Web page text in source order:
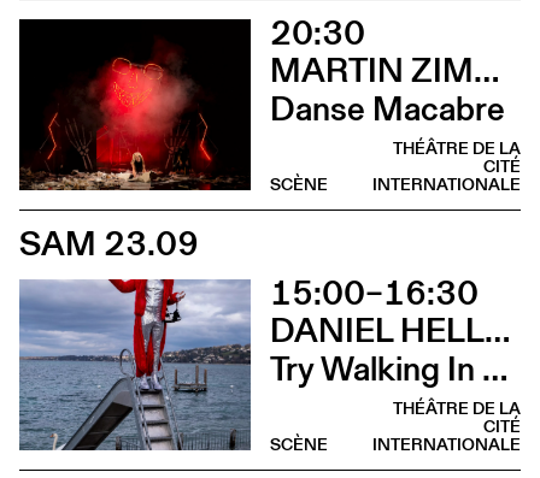
20:30
MARTIN ZIMMERMANN
Danse Macabre
THÉÂTRE DE LA
CITÉ
INTERNATIONALE
SCÈNE
SAM 23.09
15:00–16:30
DANIEL HELLMANN
Try Walking In My Hooves (Déambulation)
THÉÂTRE DE LA
CITÉ
INTERNATIONALE
SCÈNE